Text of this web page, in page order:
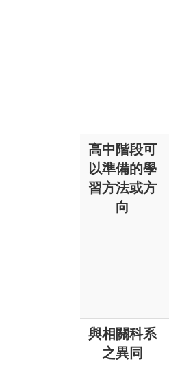
高中階段可
以準備的學
習方法或方
向
與相關科系
之異同